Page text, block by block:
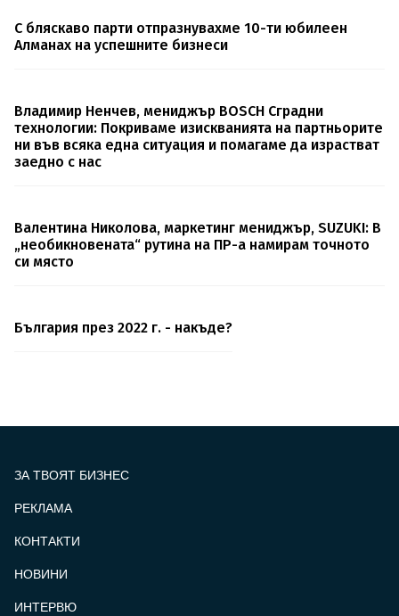
С бляскаво парти отпразнувахме 10-ти юбилеен
Алманах на успешните бизнеси
Владимир Ненчев, мениджър BOSCH Сградни
технологии: Покриваме изискванията на партньорите
ни във всяка една ситуация и помагаме да израстват
заедно с нас
Валентина Николова, маркетинг мениджър, SUZUKI: В
„необикновената“ рутина на ПР-а намирам точното
си място
България през 2022 г. - накъде?
ЗА ТВОЯТ БИЗНЕС
РЕКЛАМА
КОНТАКТИ
НОВИНИ
ИНТЕРВЮ